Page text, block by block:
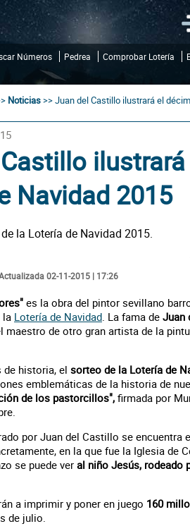
Números Pedrea Comprobar Lotería
Noticias>>Juan del Castillo ilustrará el
Navidad 2015
02-11-2015 | 17:26
es la obra del pintor sevillano
la Lotería de Navidad. La fama de Juan
maestro de otro gran artista de la
de historia, el sorteo de la Lotería de
emblemáticas de la historia de
de los pastorcillos",firmada por
por Juan del Castillo se encuentra
en la que fue la Iglesia de
se puede ver al niño Jesús, rodeado
a imprimir y poner en juego 160
de julio.